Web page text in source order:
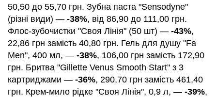
50,50 до 55,70 грн. Зубна паста "Sensodyne"
(різні види) — -38%, від 86,90 до 111,00 грн.
Флос-зубочистки "Своя Лінія" (50 шт) — -43%,
22,86 грн замість 40,80 грн. Гель для душу "Fa
Men", 400 мл, — -38%, 106,00 грн замість 172,90
грн. Бритва "Gillette Venus Smooth Start" з 3
картриджами — -36%, 290,70 грн замість 461,40
грн. Крем-мило рідке "Своя Лінія", 0,9 л, — -39%,